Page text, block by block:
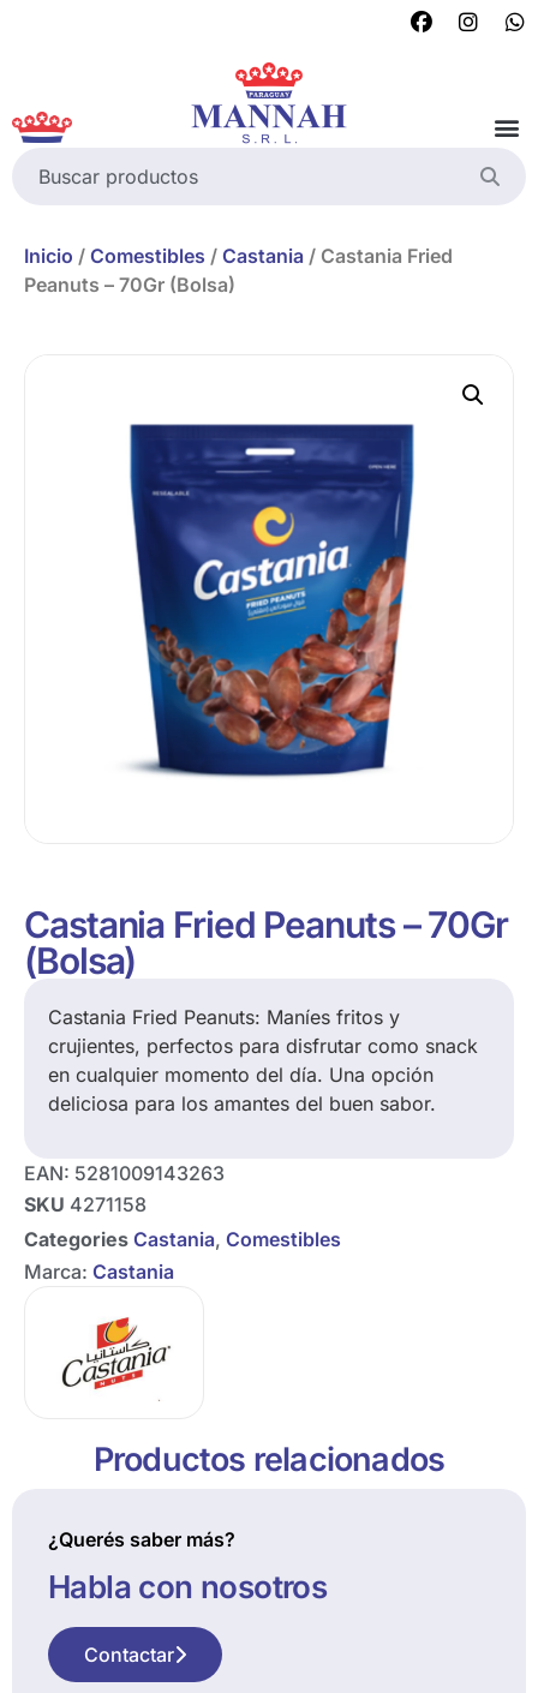
Inicio / Comestibles / Castania / Castania Fried
Peanuts – 70Gr (Bolsa)
Castania Fried Peanuts – 70Gr
(Bolsa)
Castania Fried Peanuts: Maníes fritos y
crujientes, perfectos para disfrutar como snack
en cualquier momento del día. Una opción
deliciosa para los amantes del buen sabor.
EAN: 5281009143263
SKU 4271158
Categories Castania, Comestibles
Marca: Castania
Productos relacionados
¿Querés saber más?
Habla con nosotros
Contactar